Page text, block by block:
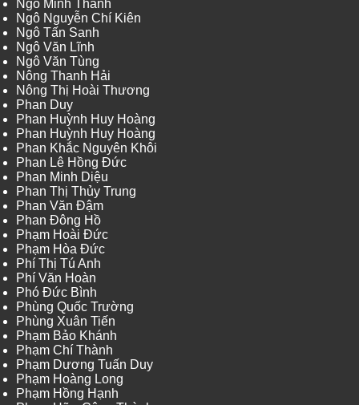
Ngô Minh Thành
Ngô Nguyễn Chí Kiên
Ngô Tấn Sanh
Ngô Văn Lĩnh
Ngô Văn Tùng
Nông Thanh Hải
Nông Thị Hoài Thương
Phan Duy
Phan Huỳnh Huy Hoàng
Phan Huỳnh Huy Hoàng
Phan Khắc Nguyên Khôi
Phan Lê Hồng Đức
Phan Minh Diệu
Phan Thị Thủy Trung
Phan Văn Đậm
Phan Đông Hồ
Phạm Hoài Đức
Phạm Hòa Đức
Phí Thị Tú Anh
Phí Văn Hoàn
Phó Đức Bình
Phùng Quốc Trường
Phùng Xuân Tiến
Phạm Bảo Khánh
Phạm Chí Thành
Phạm Dương Tuấn Duy
Phạm Hoàng Long
Phạm Hồng Hạnh